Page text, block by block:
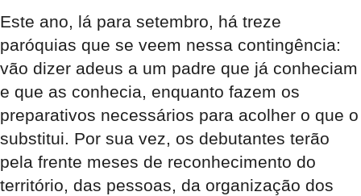
Este ano, lá para setembro, há treze
paróquias que se veem nessa contingência:
vão dizer adeus a um padre que já conheciam
e que as conhecia, enquanto fazem os
preparativos necessários para acolher o que o
substitui. Por sua vez, os debutantes terão
pela frente meses de reconhecimento do
território, das pessoas, da organização dos